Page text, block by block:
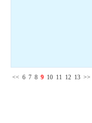
<< 6 7 8 9 10 11 12 13 >>